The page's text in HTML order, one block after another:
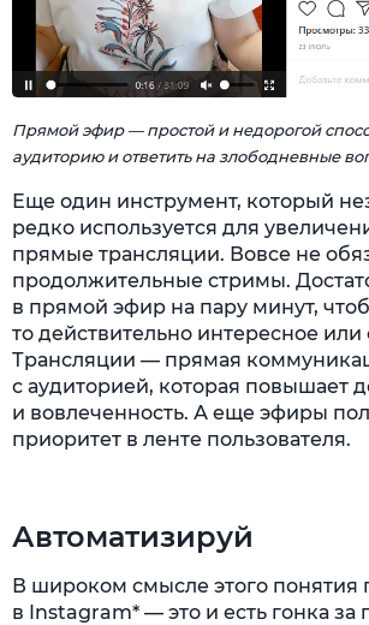
Прямой эфир — простой и недорогой
аудиторию и ответить на злободневные
Еще один инструмент, который
редко используется для
прямые трансляции. Вовсе не
продолжительные стримы.
в прямой эфир на пару минут,
то действительно интересное
Трансляции — прямая
с аудиторией, которая повышает
и вовлеченность. А еще эфиры
приоритет в ленте пользователя.
Автоматизируй
В широком смысле этого
в Instagram* — это и есть гонка за